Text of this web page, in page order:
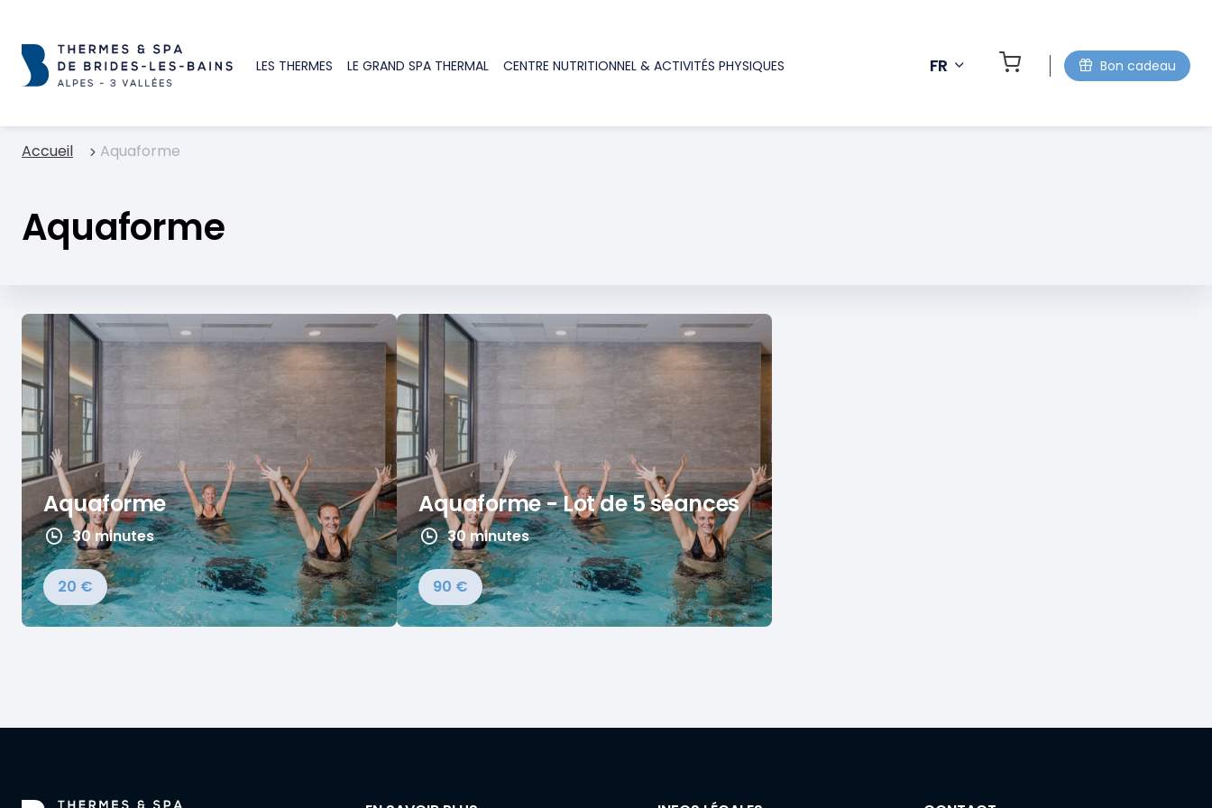
LES THERMES LE GRAND SPA THERMAL CENTRE NUTRITIONNEL & ACTIVITÉS PHYSIQUES FR Bon cadeau
Accueil Aquaforme
Aquaforme
Aquaforme
30 minutes
20 €
Aquaforme - Lot de 5 séances
30 minutes
90 €